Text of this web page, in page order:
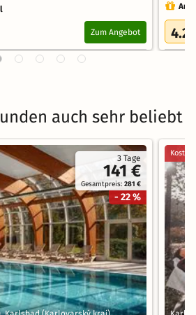
Zum Angebot 4.2
auch sehr beliebt
3 Tage
141 €
Gesamtpreis:281 €
- 22 %